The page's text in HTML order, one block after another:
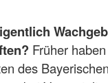
Früher
des